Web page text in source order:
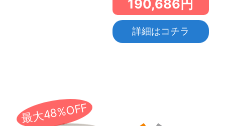
190,686円
詳細はコチラ
最大48%OFF